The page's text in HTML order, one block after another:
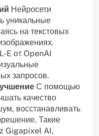
Нейросети
уникальные
на текстовых
E от OpenAI
запросов.
С помощью
качество
восстанавливать
Такие
Gigapixel AI,